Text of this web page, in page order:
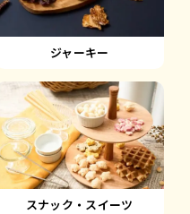
ジャーキー
スナック・スイーツ